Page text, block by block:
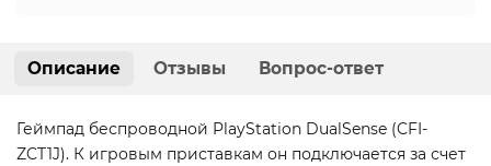
Описание Отзывы Вопрос-ответ
Геймпад беспроводной PlayStation DualSense (CFI-
ZCT1J). К игровым приставкам он подключается за счет